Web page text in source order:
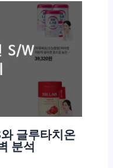
글루타치온
분석